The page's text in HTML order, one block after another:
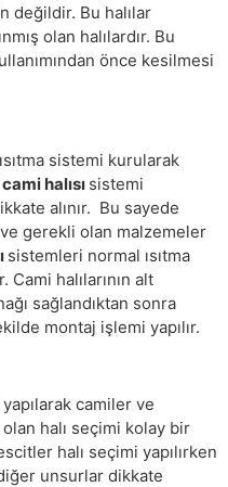
değildir. Bu halılar
olan halılardır. Bu
önce kesilmesi
sistemi kurularak
halısı sistemi
alınır. Bu sayede
gerekli olan malzemeler
sistemleri normal ısıtma
halılarının alt
sağlandıktan sonra
montaj işlemi yapılır.
camiler ve
halı seçimi kolay bir
halı seçimi yapılırken
unsurlar dikkate